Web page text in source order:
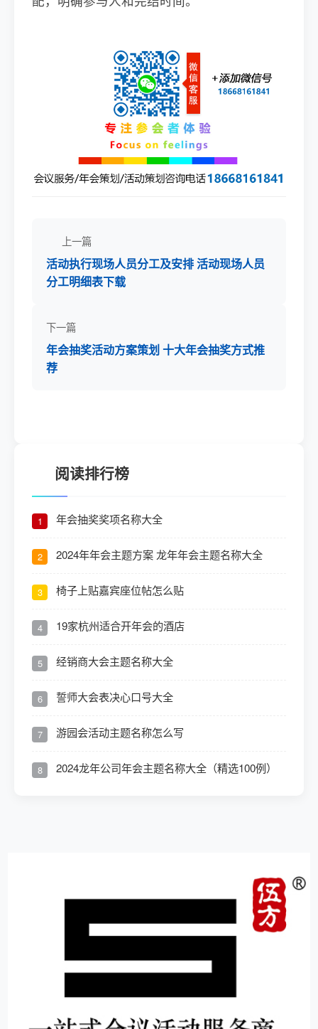
上一篇
活动执行现场人员分工及安排 活动现场人员
分工明细表下载
下一篇
年会抽奖活动方案策划 十大年会抽奖方式推
荐
阅读排行榜
1 年会抽奖奖项名称大全
2 2024年年会主题方案 龙年年会主题名称大全
3 椅子上贴嘉宾座位帖怎么贴
4 19家杭州适合开年会的酒店
5 经销商大会主题名称大全
6 誓师大会表决心口号大全
7 游园会活动主题名称怎么写
8 2024龙年公司年会主题名称大全（精选100例）